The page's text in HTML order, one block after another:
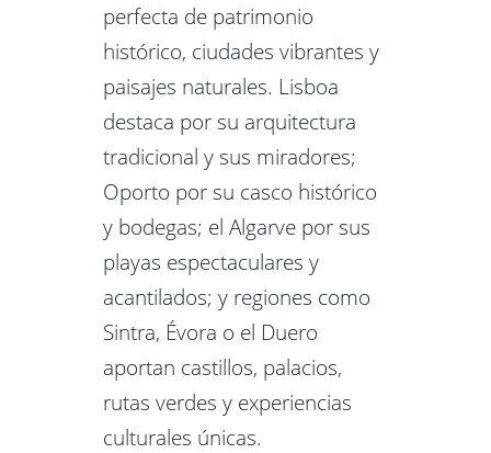
perfecta de patrimonio
histórico, ciudades vibrantes y
paisajes naturales. Lisboa
destaca por su arquitectura
tradicional y sus miradores;
Oporto por su casco histórico
y bodegas; el Algarve por sus
playas espectaculares y
acantilados; y regiones como
Sintra, Évora o el Duero
aportan castillos, palacios,
rutas verdes y experiencias
culturales únicas.